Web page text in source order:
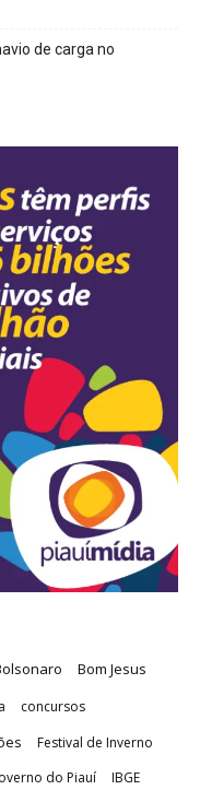
de carga no
Bom Jesus
concursos
Festival de Inverno
do Piauí IBGE